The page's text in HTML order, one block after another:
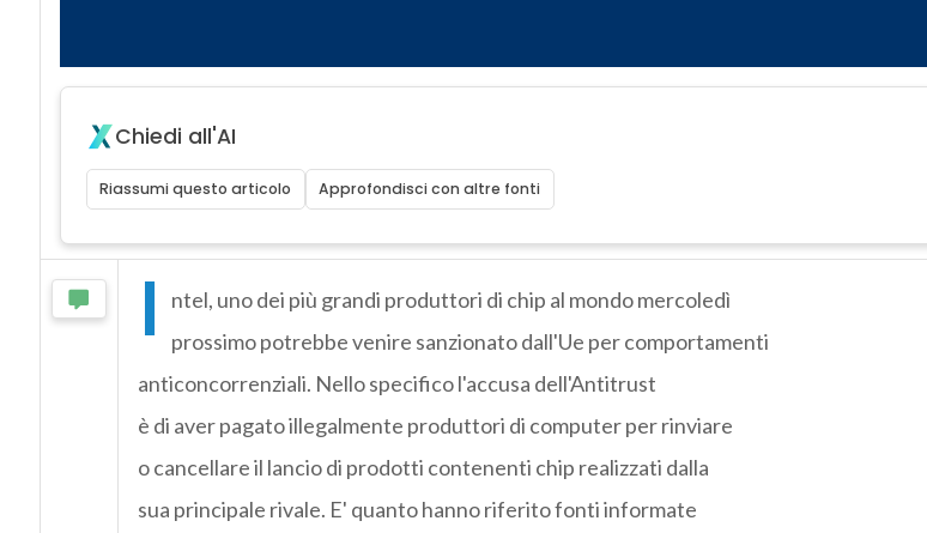
Chiedi all'AI
Riassumi questo articolo Approfondisci con altre fonti
I
ntel, uno dei più grandi produttori di chip al mondo mercoledì
prossimo potrebbe venire sanzionato dall'Ue per comportamenti
anticoncorrenziali. Nello specifico l'accusa dell'Antitrust
è di aver pagato illegalmente produttori di computer per rinviare
o cancellare il lancio di prodotti contenenti chip realizzati dalla
sua principale rivale. E' quanto hanno riferito fonti informate